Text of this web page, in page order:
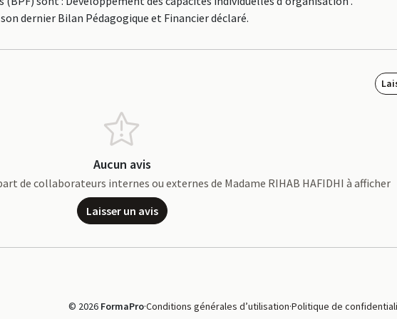
dernier Bilan Pédagogique et Financier déclaré.
Aucun avis
de collaborateurs internes ou externes de Madame RIHAB HAFIDHI à afficher
Laisser un avis
© 2026 FormaPro·Conditions générales d’utilisation·Politique de